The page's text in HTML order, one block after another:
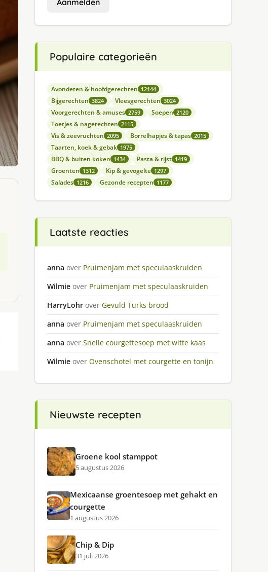
Aanmelden
Populaire categorieën
Avondeten & hoofdgerechten 12144
Bijgerechten 3824 Vleesgerechten 3024
Voorgerechten & amuses 2759 Soepen 2120
Toetjes & nagerechten 2115
Vis & zeevruchten 2095 Borrelhapjes & tapas 2015
Taarten, koek & gebak 1975
BBQ & buiten koken 1434 Pasta & rijst 1419
Groenten 1312 Kip & gevogelte 1297
Salades 1216 Gezonde recepten 1177
Laatste reacties
anna over Pruimenjam met speculaaskruiden
Wilmie over Pruimenjam met speculaaskruiden
HarryLohr over Gevuld Turks brood
anna over Pruimenjam met speculaaskruiden
anna over Snelle courgettesoep met witte kaas
Wilmie over Ovenschotel met courgette en tonijn
Nieuwste recepten
Groene kool stamppot
5 augustus 2026
Mexicaanse groentesoep met gehakt en
courgette
1 augustus 2026
Chip & Dip
31 juli 2026